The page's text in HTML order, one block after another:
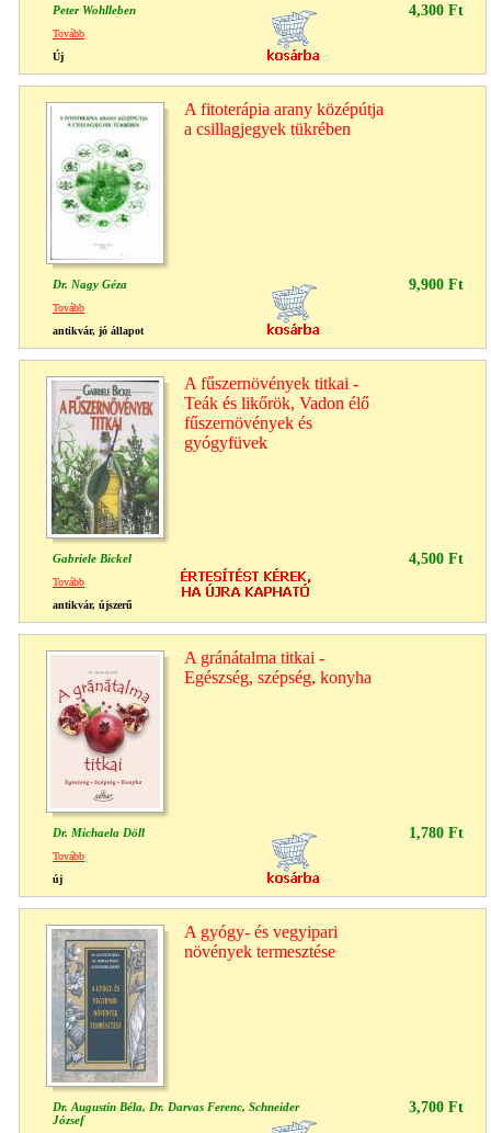
Peter Wohlleben 4,300 Ft
Tovább
Új
A fitoterápia arany középútja
a csillagjegyek tükrében
Dr. Nagy Géza 9,900 Ft
Tovább
antikvár, jó állapot
A fűszernövények titkai -
Teák és likőrök, Vadon élő
fűszernövények és
gyógyfüvek
Gabriele Bickel 4,500 Ft
Tovább
antikvár, újszerű
A gránátalma titkai -
Egészség, szépség, konyha
Dr. Michaela Döll 1,780 Ft
Tovább
új
A gyógy- és vegyipari
növények termesztése
Dr. Augustin Béla, Dr. Darvas Ferenc, Schneider
József
3,700 Ft